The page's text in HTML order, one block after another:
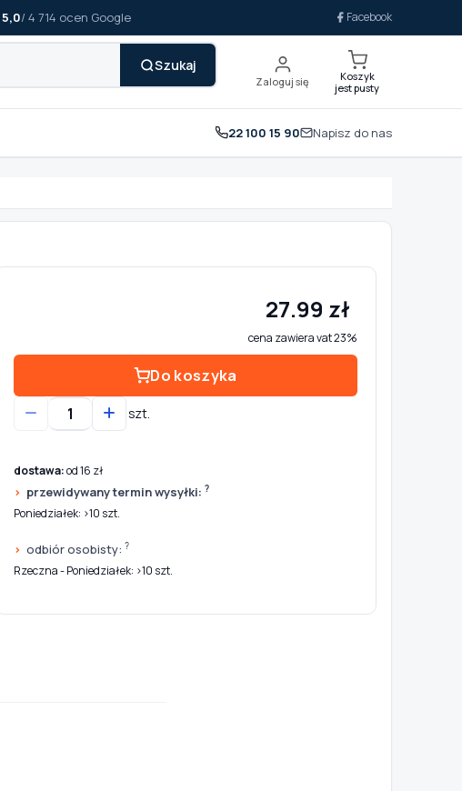
5,0/ 4 714 ocen Google Facebook
Szukaj
Zaloguj się
Koszyk
jest pusty
22 100 15 90 Napisz do nas
27.99 zł
cena zawiera vat 23%
Do koszyka
szt.
dostawa:od 16 zł
przewidywany termin wysyłki: ?
Poniedziałek: >10 szt.
odbiór osobisty: ?
Rzeczna - Poniedziałek: >10 szt.